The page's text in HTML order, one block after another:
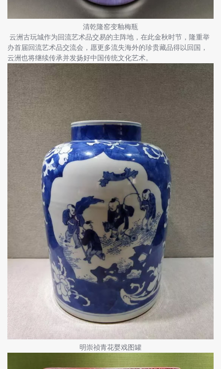
清乾隆窑变釉梅瓶
云洲古玩城作为回流艺术品交易的主阵地，在此金秋时节，隆重举
办首届回流艺术品交流会，愿更多流失海外的珍贵藏品得以回国，
云洲也将继续传承并发扬好中国传统文化艺术。
明崇祯青花婴戏图罐